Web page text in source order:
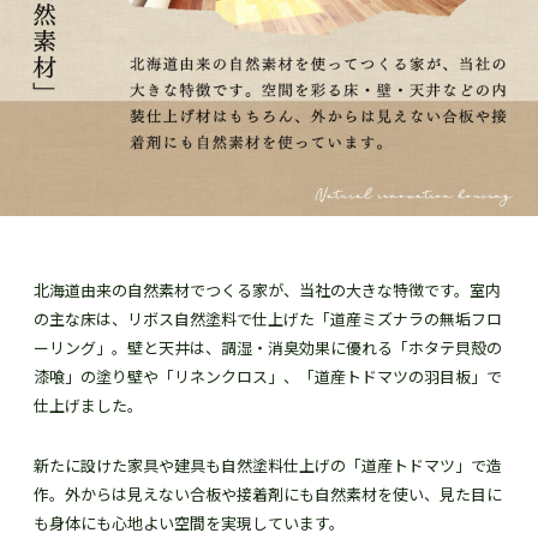
北海道由来の自然素材でつくる家が、当社の大きな特徴です。室内
の主な床は、リボス自然塗料で仕上げた「道産ミズナラの無垢フロ
ーリング」。壁と天井は、調湿・消臭効果に優れる「ホタテ貝殻の
漆喰」の塗り壁や「リネンクロス」、「道産トドマツの羽目板」で
仕上げました。
新たに設けた家具や建具も自然塗料仕上げの「道産トドマツ」で造
作。外からは見えない合板や接着剤にも自然素材を使い、見た目に
も身体にも心地よい空間を実現しています。